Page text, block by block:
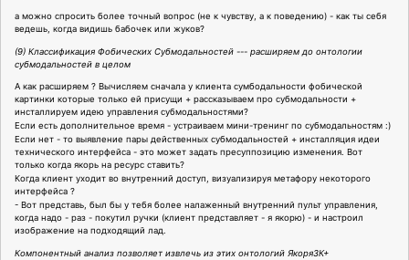
а можно спросить более точный вопрос (не к чувству, а к поведению) - как ты себя
ведешь, когда видишь бабочек или жуков?
(9) Классификация Фобических Субмодальностей --- расширяем до онтологии
субмодальностей в целом
А как расширяем ? Вычисляем сначала у клиента сумбодальности фобической
картинки которые только ей присущи + рассказываем про субмодальности +
инсталлируем идею управления субмодальностями?
Если есть дополнительное время - устраиваем мини-тренинг по субмодальностям :)
Если нет - то выявление пары действенных субмодальностей + инсталляция идеи
технического интерфейса - это может задать пресуппозицию изменения. Вот
только когда якорь на ресурс ставить?
Когда клиент уходит во внутренний доступ, визуализируя метафору некоторого
интерфейса ?
- Вот представь, был бы у тебя более налаженный внутренний пульт управления,
когда надо - раз - покутил ручки (клиент представляет - я якорю) - и настроил
изображение на подходящий лад.
Компонентный анализ позволяет извлечь из этих онтологий Якоря3К+